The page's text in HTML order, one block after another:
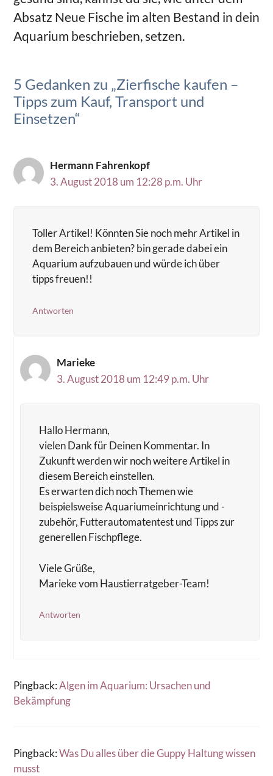
Absatz Neue Fische im alten Bestand in dein
Aquarium beschrieben, setzen.
5 Gedanken zu „Zierfische kaufen –
Tipps zum Kauf, Transport und
Einsetzen“
Hermann Fahrenkopf
3. August 2018 um 12:28 p.m. Uhr
Toller Artikel! Könnten Sie noch mehr Artikel in
dem Bereich anbieten? bin gerade dabei ein
Aquarium aufzubauen und würde ich über
tipps freuen!!
Antworten
Marieke
3. August 2018 um 12:49 p.m. Uhr
Hallo Hermann,
vielen Dank für Deinen Kommentar. In
Zukunft werden wir noch weitere Artikel in
diesem Bereich einstellen.
Es erwarten dich noch Themen wie
beispielsweise Aquariumeinrichtung und -
zubehör, Futterautomatentest und Tipps zur
generellen Fischpflege.
Viele Grüße,
Marieke vom Haustierratgeber-Team!
Antworten
Pingback:Algen im Aquarium: Ursachen und
Bekämpfung
Pingback:Was Du alles über die Guppy Haltung wissen
musst